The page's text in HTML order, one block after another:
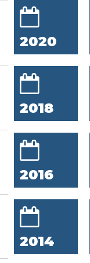
2020
2018
2016
2014